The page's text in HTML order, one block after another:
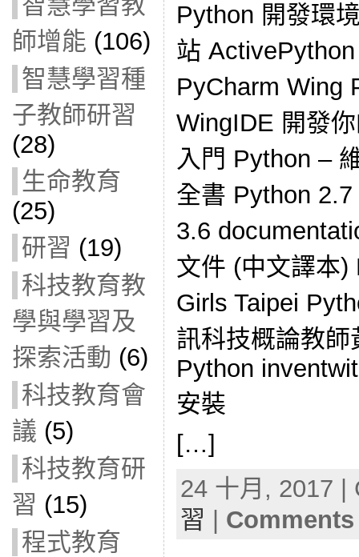
師增能 (106)
智慧學習種
子教師研習
(28)
生命教育
(25)
研習 (19)
科技教育教
學與學習及
探索活動 (6)
科技教育會
議 (5)
科技教育研
習 (15)
程式教育
Python 開發環
站
PyCharm Wing
WingIDE 開發
入門 Python –
全書 Python
3.6
文件 (中文譯本)
Girls Taipei
訊科技概論教
Python
安裝
[…]
24 十月, 2017
習 |